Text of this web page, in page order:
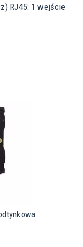
RJ45: 1 wejście